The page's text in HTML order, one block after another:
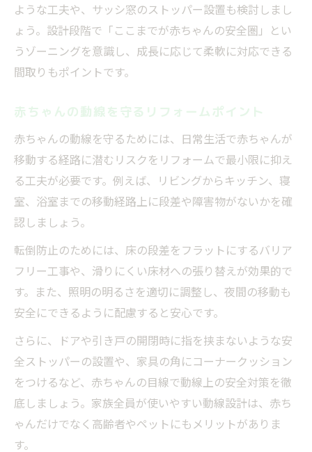
ような工夫や、サッシ窓のストッパー設置も検討しまし
ょう。設計段階で「ここまでが赤ちゃんの安全圏」とい
うゾーニングを意識し、成長に応じて柔軟に対応できる
間取りもポイントです。
赤ちゃんの動線を守るリフォームポイント
赤ちゃんの動線を守るためには、日常生活で赤ちゃんが
移動する経路に潜むリスクをリフォームで最小限に抑え
る工夫が必要です。例えば、リビングからキッチン、寝
室、浴室までの移動経路上に段差や障害物がないかを確
認しましょう。
転倒防止のためには、床の段差をフラットにするバリア
フリー工事や、滑りにくい床材への張り替えが効果的で
す。また、照明の明るさを適切に調整し、夜間の移動も
安全にできるように配慮すると安心です。
さらに、ドアや引き戸の開閉時に指を挟まないような安
全ストッパーの設置や、家具の角にコーナークッション
をつけるなど、赤ちゃんの目線で動線上の安全対策を徹
底しましょう。家族全員が使いやすい動線設計は、赤ち
ゃんだけでなく高齢者やペットにもメリットがありま
す。